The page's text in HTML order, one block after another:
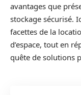
avantages que
stockage sécurisé.
facettes de la
d’espace, tout en
quête de solutions